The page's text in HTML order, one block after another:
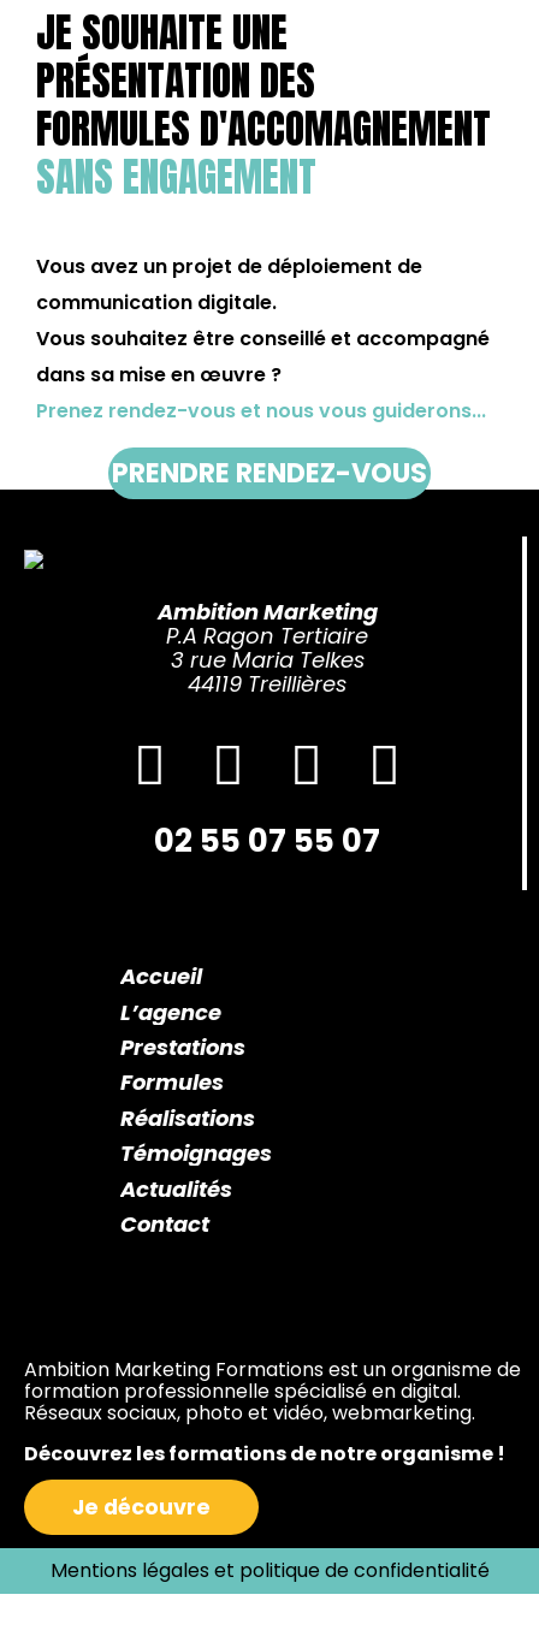
JE SOUHAITE UNE
PRÉSENTATION DES
FORMULES D'ACCOMAGNEMENT
SANS ENGAGEMENT
Vous avez un projet de déploiement de
communication digitale.
Vous souhaitez être conseillé et accompagné
dans sa mise en œuvre ?
Prenez rendez-vous et nous vous guiderons...
PRENDRE RENDEZ-VOUS
Ambition Marketing
P.A Ragon Tertiaire
3 rue Maria Telkes
44119 Treillières
02 55 07 55 07
Accueil
L’agence
Prestations
Formules
Réalisations
Témoignages
Actualités
Contact
Ambition Marketing Formations est un organisme de
formation professionnelle spécialisé en digital.
Réseaux sociaux, photo et vidéo, webmarketing.
Découvrez les formations de notre organisme !
Je découvre
Mentions légales et politique de confidentialité